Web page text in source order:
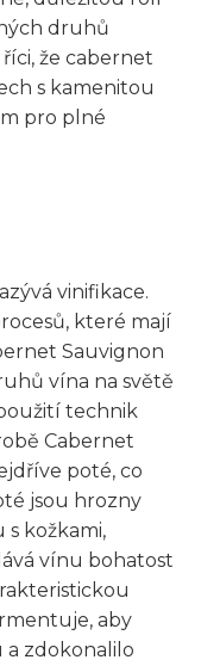
druhů
že cabernet
s kamenitou
pro plné
vinifikace.
které mají
Sauvignon
vína na světě
technik
Cabernet
poté, co
jsou hrozny
kožkami,
vínu bohatost
aby
zdokonalilo